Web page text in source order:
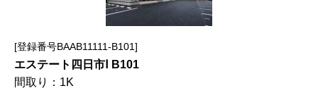
登録番号BAAB11111-B101
エステート四日市Ⅰ B101
1K